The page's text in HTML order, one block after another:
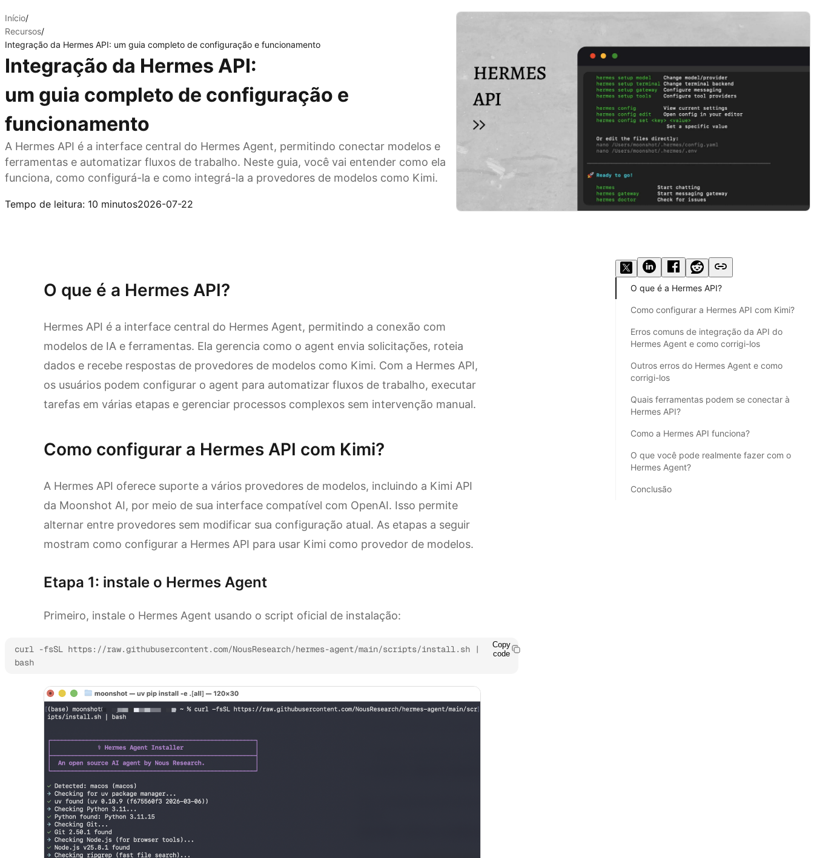
Início/
Recursos/
Integração da Hermes API: um guia completo de configuração e funcionamento
Integração da Hermes API:
um guia completo de configuração e
funcionamento
A Hermes API é a interface central do Hermes Agent, permitindo conectar modelos e
ferramentas e automatizar fluxos de trabalho. Neste guia, você vai entender como ela
funciona, como configurá-la e como integrá-la a provedores de modelos como Kimi.
Tempo de leitura: 10 minutos2026-07-22
O que é a Hermes API?
Hermes API é a interface central do Hermes Agent, permitindo a conexão com
modelos de IA e ferramentas. Ela gerencia como o agent envia solicitações, roteia
dados e recebe respostas de provedores de modelos como Kimi. Com a Hermes API,
os usuários podem configurar o agent para automatizar fluxos de trabalho, executar
tarefas em várias etapas e gerenciar processos complexos sem intervenção manual.
Como configurar a Hermes API com Kimi?
A Hermes API oferece suporte a vários provedores de modelos, incluindo a Kimi API
da Moonshot AI, por meio de sua interface compatível com OpenAI. Isso permite
alternar entre provedores sem modificar sua configuração atual. As etapas a seguir
mostram como configurar a Hermes API para usar Kimi como provedor de modelos.
Etapa 1: instale o Hermes Agent
Primeiro, instale o Hermes Agent usando o script oficial de instalação:
curl -fsSL https://raw.githubusercontent.com/NousResearch/hermes-agent/main/scripts/install.sh |
bash
Copy
code
O que é a Hermes API?
Como configurar a Hermes API com Kimi?
Erros comuns de integração da API do
Hermes Agent e como corrigi-los
Outros erros do Hermes Agent e como
corrigi-los
Quais ferramentas podem se conectar à
Hermes API?
Como a Hermes API funciona?
O que você pode realmente fazer com o
Hermes Agent?
Conclusão